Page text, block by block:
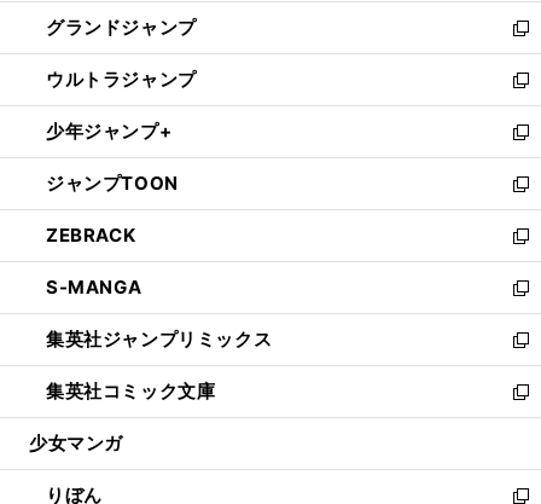
で
開
く
ド
ウ
で
開
く
ウ
ィ
ン
ド
ウ
で
開
く
し
い
ウ
ィ
ン
ド
ウ
で
開
く
グランドジャンプ
新
し
い
ウ
ィ
ン
ド
ウ
で
開
く
ウルトラジャンプ
新
し
い
ウ
ィ
ン
ド
ウ
で
開
く
少年ジャンプ+
新
し
い
ウ
ィ
ン
ド
ウ
で
開
く
ジャンプTOON
新
し
い
ウ
ィ
ン
ド
ウ
で
開
ZEBRACK
新
し
い
ウ
ィ
ン
ド
ウ
開
く
S-MANGA
新
し
い
ウ
ィ
ン
ウ
で
集英社ジャンプリミックス
新
し
い
ウ
ン
ド
集英社コミック文庫
新
し
ウ
ィ
少女マンガ
りぼん